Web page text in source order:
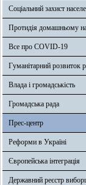
Соціальний захист
Протидія домашньому
Все про COVID-19
Гуманітарний розвиток
Влада і громадськість
Громадська рада
Прес-центр
Реформи в Україні
Європейська інтеграція
Державний реєстр